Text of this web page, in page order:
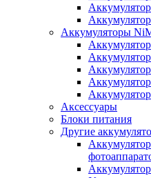
Аккумуляторы
Аксессуары
Блоки питания
Другие